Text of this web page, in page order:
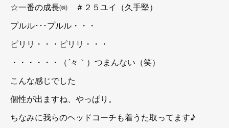
☆一番の成長㈱ ＃２５ユイ（久手堅）
プルル･･･プルル・・・
ピリリ・・・ピリリ・・・
・・・・・・（´々｀）つまんない（笑）
こんな感じでした
個性が出ますね、やっぱり。
ちなみに我らのヘッドコーチも着うた取ってます♪